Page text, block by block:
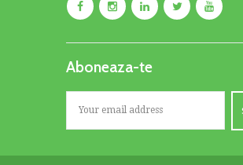
Aboneaza-te